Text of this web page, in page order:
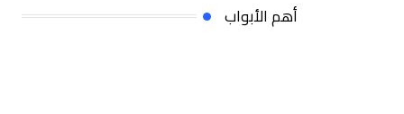
أهم الأبواب